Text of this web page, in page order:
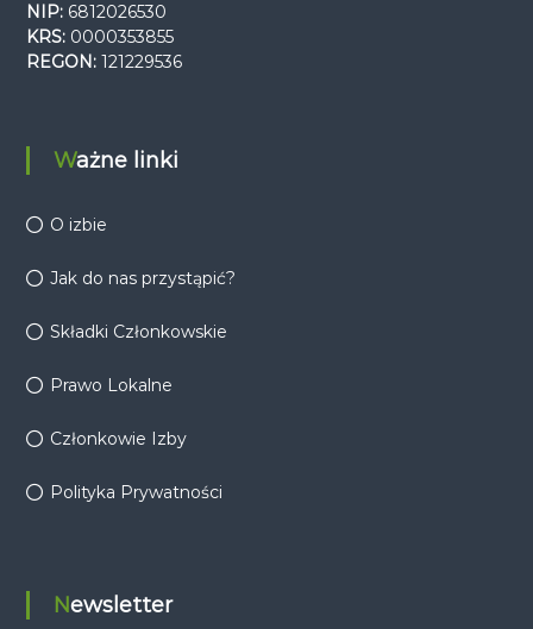
NIP:6812026530
KRS:0000353855
REGON:121229536
Ważne linki
O izbie
Jak do nas przystąpić?
Składki Członkowskie
Prawo Lokalne
Członkowie Izby
Polityka Prywatności
Newsletter